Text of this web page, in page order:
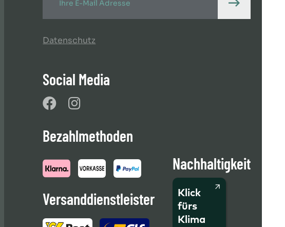
Datenschutz
Social Media
Bezahlmethoden
Versanddienstleister
Nachhaltigkeit
Klick
fürs
Klima